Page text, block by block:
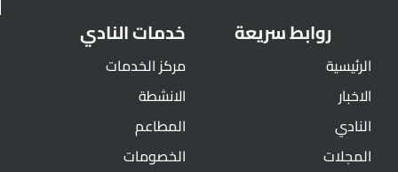
روابط سريعة
الرئيسية
الاخبار
النادي
المجلات
خدمات النادي
مركز الخدمات
الانشطة
المطاعم
الخصومات